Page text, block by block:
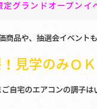
グランドオープンイ
商品や、抽選会イベントも
見学のみＯＫ
自宅のエアコンの調子は